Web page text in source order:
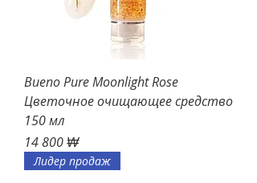
Bueno Pure Moonlight Rose
Цветочное очищающее средство
150 мл
Цена
14 800 ₩
Лидер продаж